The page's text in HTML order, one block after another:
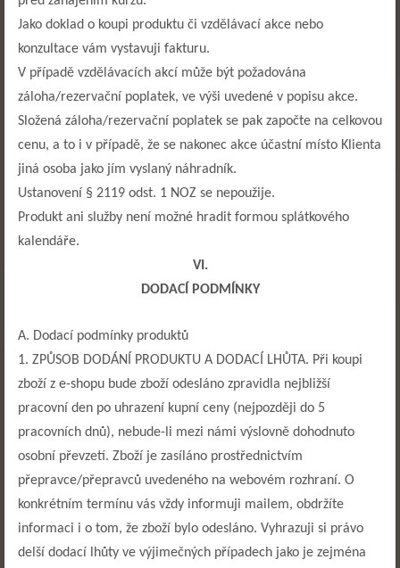
Jako doklad o koupi produktu či vzdělávací akce nebo
konzultace vám vystavuji fakturu.
V případě vzdělávacích akcí může být požadována
záloha/rezervační poplatek, ve výši uvedené v popisu akce.
Složená záloha/rezervační poplatek se pak započte na celkovou
cenu, a to i v případě, že se nakonec akce účastní místo Klienta
jiná osoba jako jím vyslaný náhradník.
Ustanovení § 2119 odst. 1 NOZ se nepoužije.
Produkt ani služby není možné hradit formou splátkového
kalendáře.
VI.
DODACÍ PODMÍNKY
A. Dodací podmínky produktů
1. ZPŮSOB DODÁNÍ PRODUKTU A DODACÍ LHŮTA. Při koupi
zboží z e-shopu bude zboží odesláno zpravidla nejbližší
pracovní den po uhrazení kupní ceny (nejpozději do 5
pracovních dnů), nebude-li mezi námi výslovně dohodnuto
osobní převzetí. Zboží je zasíláno prostřednictvím
přepravce/přepravců uvedeného na webovém rozhraní. O
konkrétním termínu vás vždy informuji mailem, obdržíte
informaci i o tom, že zboží bylo odesláno. Vyhrazuji si právo
delší dodací lhůty ve výjimečných případech jako je zejména